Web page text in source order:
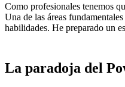
Como profesionales tenemos
Una de las áreas
habilidades. He preparado un
La paradoja del